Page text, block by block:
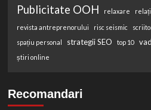
Publicitate OOH relaxare
revista antreprenorului risc seismic
spațiu personal
strategii SEO top 10
știri online
Recomandari